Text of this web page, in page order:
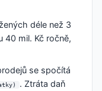
déle než 3
mil. Kč ročně,
se spočítá
. Ztráta daň